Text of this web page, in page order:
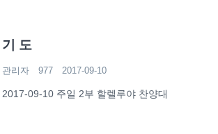
기 도
관리자 977 2017-09-10
2017-09-10 주일 2부 할렐루야 찬양대